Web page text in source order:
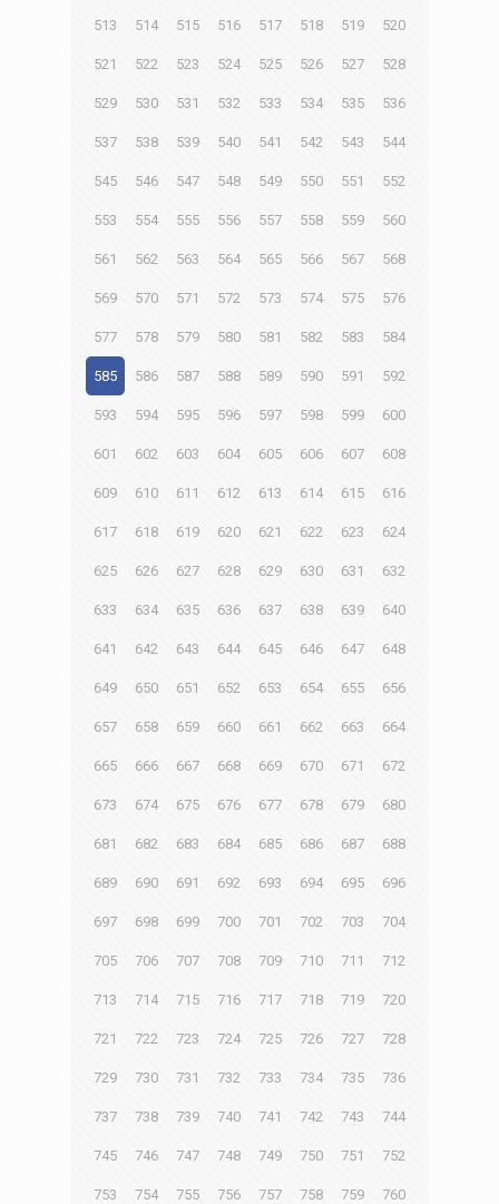
513 514 515 516 517 518 519 520
521 522 523 524 525 526 527 528
529 530 531 532 533 534 535 536
537 538 539 540 541 542 543 544
545 546 547 548 549 550 551 552
553 554 555 556 557 558 559 560
561 562 563 564 565 566 567 568
569 570 571 572 573 574 575 576
577 578 579 580 581 582 583 584
585 586 587 588 589 590 591 592
593 594 595 596 597 598 599 600
601 602 603 604 605 606 607 608
609 610 611 612 613 614 615 616
617 618 619 620 621 622 623 624
625 626 627 628 629 630 631 632
633 634 635 636 637 638 639 640
641 642 643 644 645 646 647 648
649 650 651 652 653 654 655 656
657 658 659 660 661 662 663 664
665 666 667 668 669 670 671 672
673 674 675 676 677 678 679 680
681 682 683 684 685 686 687 688
689 690 691 692 693 694 695 696
697 698 699 700 701 702 703 704
705 706 707 708 709 710 711 712
713 714 715 716 717 718 719 720
721 722 723 724 725 726 727 728
729 730 731 732 733 734 735 736
737 738 739 740 741 742 743 744
745 746 747 748 749 750 751 752
753 754 755 756 757 758 759 760